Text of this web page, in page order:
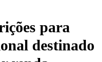
para
destinado